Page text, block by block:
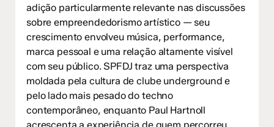
adição particularmente relevante nas discussões
sobre empreendedorismo artístico — seu
crescimento envolveu música, performance,
marca pessoal e uma relação altamente visível
com seu público. SPFDJ traz uma perspectiva
moldada pela cultura de clube underground e
pelo lado mais pesado do techno
contemporâneo, enquanto Paul Hartnoll